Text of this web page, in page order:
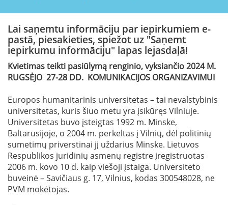
Lai saņemtu informāciju par iepirkumiem e-
pastā, piesakieties, spiežot uz "Saņemt
iepirkumu informāciju" lapas lejasdaļā!
Kvietimas teikti pasiūlymą renginio, vyksiančio 2024 M.
RUGSĖJO 27-28 DD. KOMUNIKACIJOS ORGANIZAVIMUI
Europos humanitarinis universitetas – tai nevalstybinis
universitetas, kuris šiuo metu yra įsikūręs Vilniuje.
Universitetas buvo įsteigtas 1992 m. Minske,
Baltarusijoje, o 2004 m. perkeltas į Vilnių, dėl politinių
sumetimų priverstinai jį uždarius Minske. Lietuvos
Respublikos juridinių asmenų registre įregistruotas
2006 m. kovo 10 d. kaip viešoji įstaiga. Universiteto
buveinė – Savičiaus g. 17, Vilnius, kodas 300548028, ne
PVM mokėtojas.